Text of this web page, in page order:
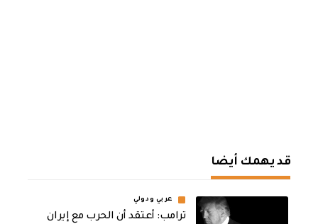
قد يهمك أيضا
عربي ودولي
‏ترامب: أعتقد أن الحرب مع إيران